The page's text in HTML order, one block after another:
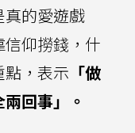
的愛遊戲
仰撈錢，什
，表示 「做
回事」。